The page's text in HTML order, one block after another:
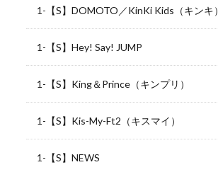
1-【S】DOMOTO／KinKi Kids（キンキ）
1-【S】Hey! Say! JUMP
1-【S】King＆Prince（キンプリ）
1-【S】Kis-My-Ft2（キスマイ）
1-【S】NEWS